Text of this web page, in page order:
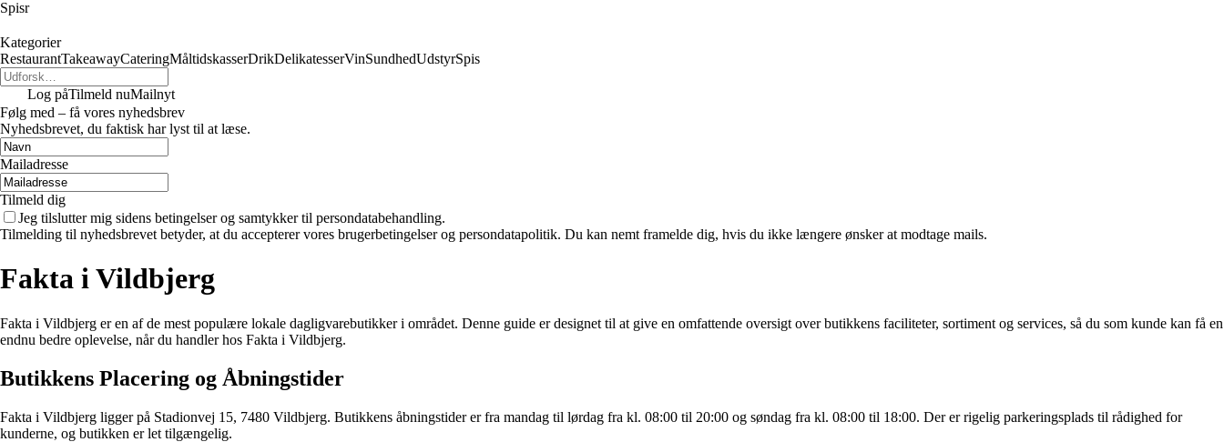
Spisr
Kategorier
RestaurantTakeawayCateringMåltidskasserDrikDelikatesserVinSundhedUdstyrSpis
Log påTilmeld nuMailnyt
Følg med – få vores nyhedsbrev
Nyhedsbrevet, du faktisk har lyst til at læse.
Mailadresse
Tilmeld dig
Jeg tilslutter mig sidens betingelser og samtykker til persondatabehandling.
Tilmelding til nyhedsbrevet betyder, at du accepterer vores brugerbetingelser og persondatapolitik. Du kan nemt framelde dig, hvis du ikke længere ønsker at modtage mails.
Fakta i Vildbjerg
Fakta i Vildbjerg er en af de mest populære lokale dagligvarebutikker i området. Denne guide er designet til at give en omfattende oversigt over butikkens faciliteter, sortiment og services, så du som kunde kan få en
endnu bedre oplevelse, når du handler hos Fakta i Vildbjerg.
Butikkens Placering og Åbningstider
Fakta i Vildbjerg ligger på Stadionvej 15, 7480 Vildbjerg. Butikkens åbningstider er fra mandag til lørdag fra kl. 08:00 til 20:00 og søndag fra kl. 08:00 til 18:00. Der er rigelig parkeringsplads til rådighed for
kunderne, og butikken er let tilgængelig.